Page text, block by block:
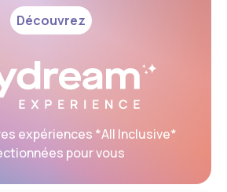
Découvrez
expériences *All Inclusive*
pour vous